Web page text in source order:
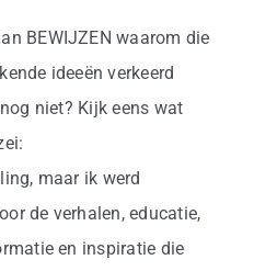
BEWIJZEN waarom die
ideeën verkeerd
niet? Kijk eens wat
maar ik werd
de verhalen, educatie,
en inspiratie die